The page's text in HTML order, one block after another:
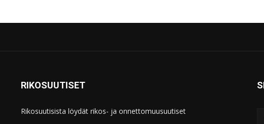
RIKOSUUTISET
Rikosuutisista löydät rikos- ja onnettomuusuutiset